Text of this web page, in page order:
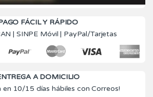
FÁCIL Y RÁPIDO
| SINPE Móvil | PayPal/Tarjetas
A DOMICILIO
en 10/15 días hábiles con Correos!